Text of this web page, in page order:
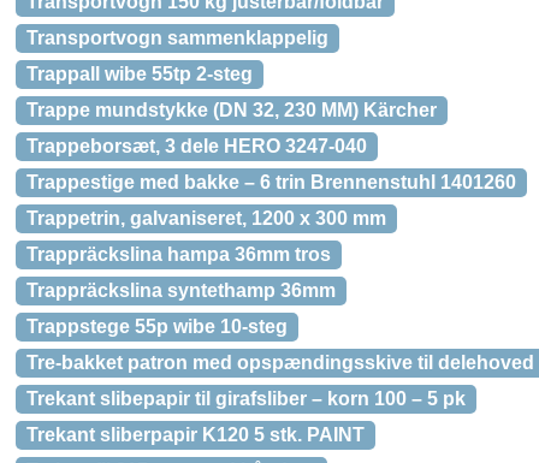
Transportvogn sammenklappelig
Trappall wibe 55tp 2-steg
Trappe mundstykke (DN 32, 230 MM) Kärcher
Trappeborsæt, 3 dele HERO 3247-040
Trappestige med bakke – 6 trin Brennenstuhl 1401260
Trappetrin, galvaniseret, 1200 x 300 mm
Trappräckslina hampa 36mm tros
Trappräckslina syntethamp 36mm
Trappstege 55p wibe 10-steg
Tre-bakket patron med opspændingsskive til delehoved
Trekant slibepapir til girafsliber – korn 100 – 5 pk
Trekant sliberpapir K120 5 stk. PAINT